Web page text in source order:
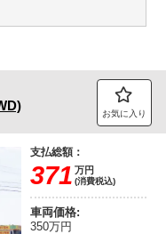
お気に入り
支払総額：
371 万円
(消費税込)
車両価格:
350万円